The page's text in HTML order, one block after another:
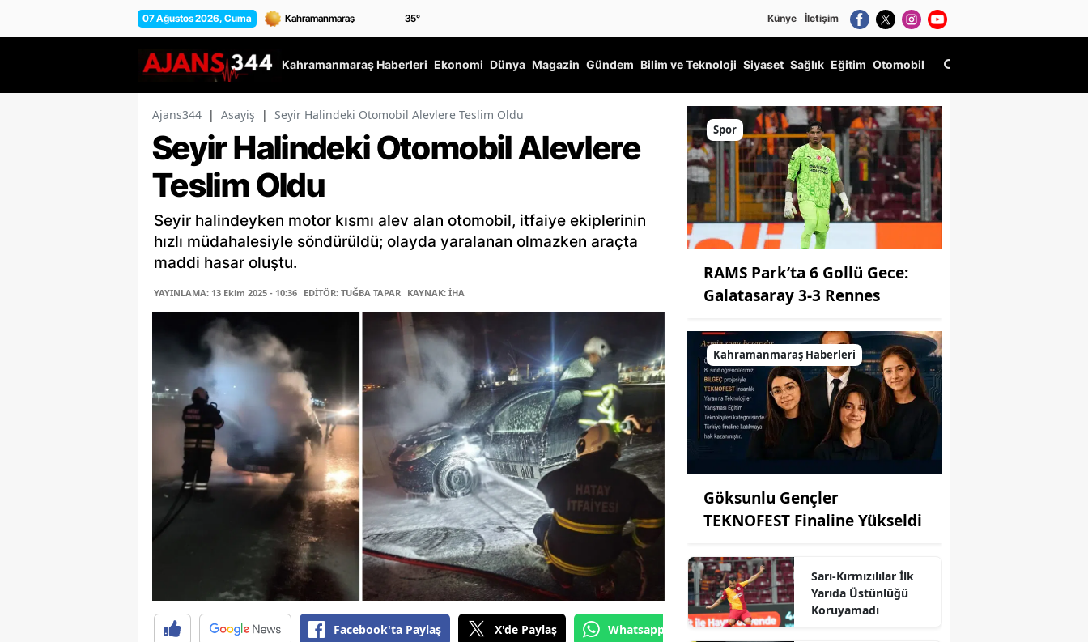
07 Ağustos 2026, Cuma 35° Künye İletişim
Kahramanmaraş Haberleri Ekonomi Dünya Magazin Gündem Bilim ve Teknoloji Siyaset Sağlık Eğitim Otomobil
Ajans344 | Asayiş | Seyir Halindeki Otomobil Alevlere Teslim Oldu
Seyir Halindeki Otomobil Alevlere
Teslim Oldu
Seyir halindeyken motor kısmı alev alan otomobil, itfaiye ekiplerinin
hızlı müdahalesiyle söndürüldü; olayda yaralanan olmazken araçta
maddi hasar oluştu.
YAYINLAMA: 13 Ekim 2025 - 10:36 EDİTÖR: TUĞBA TAPAR KAYNAK: İHA
Facebook'ta Paylaş X'de Paylaş Whatsapp'tan Gönder
Spor
RAMS Park’ta 6 Gollü Gece:
Galatasaray 3-3 Rennes
Kahramanmaraş Haberleri
Göksunlu Gençler
TEKNOFEST Finaline Yükseldi
Sarı-Kırmızılılar İlk
Yarıda Üstünlüğü
Koruyamadı